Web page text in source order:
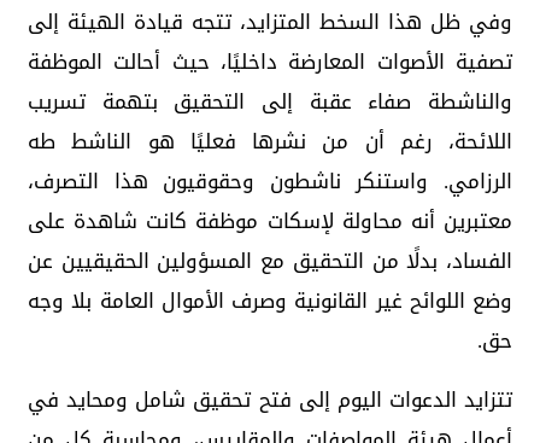
وفي ظل هذا السخط المتزايد، تتجه قيادة الهيئة إلى
تصفية الأصوات المعارضة داخليًا، حيث أحالت الموظفة
والناشطة صفاء عقبة إلى التحقيق بتهمة تسريب
اللائحة، رغم أن من نشرها فعليًا هو الناشط طه
الرزامي. واستنكر ناشطون وحقوقيون هذا التصرف،
معتبرين أنه محاولة لإسكات موظفة كانت شاهدة على
الفساد، بدلًا من التحقيق مع المسؤولين الحقيقيين عن
وضع اللوائح غير القانونية وصرف الأموال العامة بلا وجه
حق.
تتزايد الدعوات اليوم إلى فتح تحقيق شامل ومحايد في